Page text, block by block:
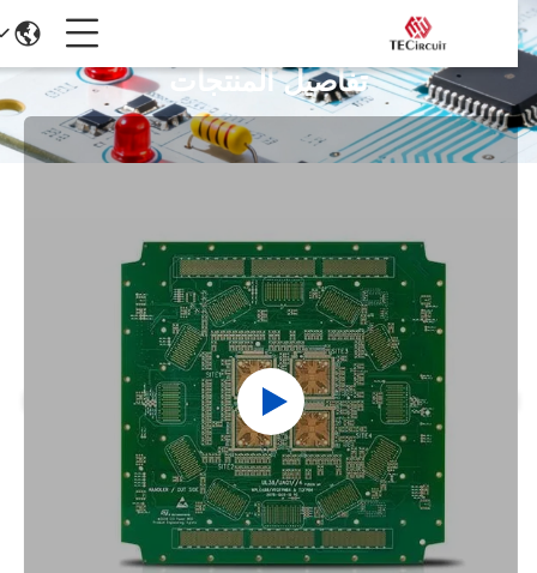
تفاصيل المنتجات